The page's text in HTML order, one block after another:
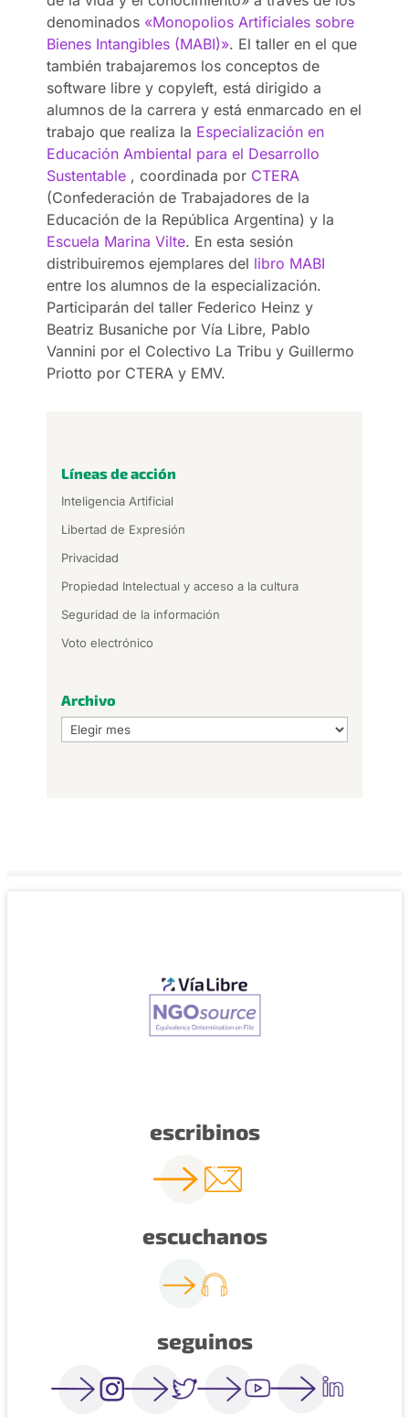
denominados «Monopolios Artificiales sobre
Bienes Intangibles (MABI)». El taller en el que
también trabajaremos los conceptos de
software libre y copyleft, está dirigido a
alumnos de la carrera y está enmarcado en el
trabajo que realiza la Especialización en
Educación Ambiental para el Desarrollo
Sustentable , coordinada por CTERA
(Confederación de Trabajadores de la
Educación de la República Argentina) y la
Escuela Marina Vilte. En esta sesión
distribuiremos ejemplares del libro MABI
entre los alumnos de la especialización.
Participarán del taller Federico Heinz y
Beatriz Busaniche por Vía Libre, Pablo
Vannini por el Colectivo La Tribu y Guillermo
Priotto por CTERA y EMV.
Líneas de acción
Inteligencia Artificial
Libertad de Expresión
Privacidad
Propiedad Intelectual y acceso a la cultura
Seguridad de la información
Voto electrónico
Archivo
Archivo
escribinos
escuchanos
seguinos